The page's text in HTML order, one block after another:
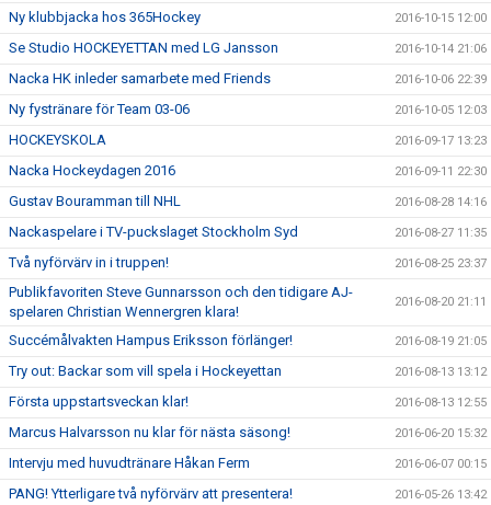
Ny klubbjacka hos 365Hockey 2016-10-15 12:00
Se Studio HOCKEYETTAN med LG Jansson 2016-10-14 21:06
Nacka HK inleder samarbete med Friends 2016-10-06 22:39
Ny fystränare för Team 03-06 2016-10-05 12:03
HOCKEYSKOLA 2016-09-17 13:23
Nacka Hockeydagen 2016 2016-09-11 22:30
Gustav Bouramman till NHL 2016-08-28 14:16
Nackaspelare i TV-puckslaget Stockholm Syd 2016-08-27 11:35
Två nyförvärv in i truppen! 2016-08-25 23:37
Publikfavoriten Steve Gunnarsson och den tidigare AJ-
spelaren Christian Wennergren klara!
2016-08-20 21:11
Succémålvakten Hampus Eriksson förlänger! 2016-08-19 21:05
Try out: Backar som vill spela i Hockeyettan 2016-08-13 13:12
Första uppstartsveckan klar! 2016-08-13 12:55
Marcus Halvarsson nu klar för nästa säsong! 2016-06-20 15:32
Intervju med huvudtränare Håkan Ferm 2016-06-07 00:15
PANG! Ytterligare två nyförvärv att presentera! 2016-05-26 13:42